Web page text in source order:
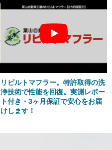
リビルトマフラー。特許取得の洗
浄技術で性能を回復。実測レポー
ト付き・3ヶ月保証で安心をお届
けします！